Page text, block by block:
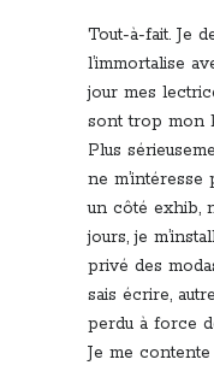
Tout-à-fait. Je
l’immortalise
jour mes
sont trop mon
Plus
ne
un côté exhib,
jours, je
privé des
sais écrire,
perdu à force
Je me